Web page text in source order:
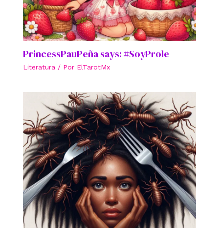
PrincessPauPeña says: #SoyProle
Literatura / Por ElTarotMx